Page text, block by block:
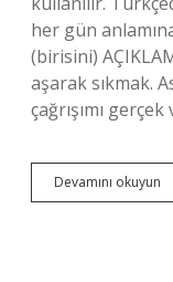
her gün
(birisini)
aşarak sıkmak.
çağrışımı
Devamını okuyun